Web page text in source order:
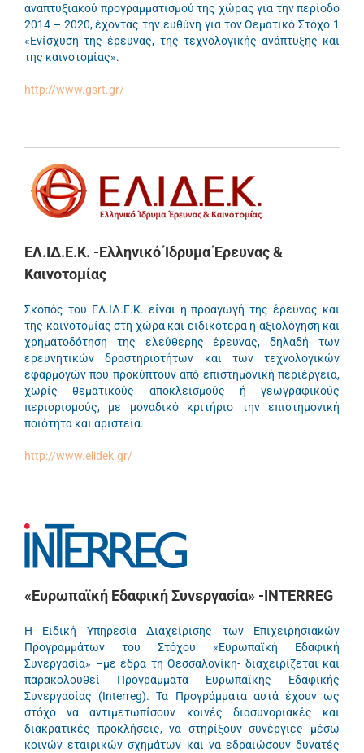
αναπτυξιακού προγραμματισμού της χώρας για την περίοδο
2014 – 2020, έχοντας την ευθύνη για τον Θεματικό Στόχο 1
«Ενίσχυση της έρευνας, της τεχνολογικής ανάπτυξης και
της καινοτομίας».
http://www.gsrt.gr/
ΕΛ.ΙΔ.Ε.Κ. -Ελληνικό Ίδρυμα Έρευνας &
Καινοτομίας
Σκοπός του ΕΛ.ΙΔ.Ε.Κ. είναι η προαγωγή της έρευνας και
της καινοτομίας στη χώρα και ειδικότερα η αξιολόγηση και
χρηματοδότηση της ελεύθερης έρευνας, δηλαδή των
ερευνητικών δραστηριοτήτων και των τεχνολογικών
εφαρμογών που προκύπτουν από επιστημονική περιέργεια,
χωρίς θεματικούς αποκλεισμούς ή γεωγραφικούς
περιορισμούς, με μοναδικό κριτήριο την επιστημονική
ποιότητα και αριστεία.
http://www.elidek.gr/
«Ευρωπαϊκή Εδαφική Συνεργασία» -INTERREG
Η Ειδική Υπηρεσία Διαχείρισης των Επιχειρησιακών
Προγραμμάτων του Στόχου «Ευρωπαϊκή Εδαφική
Συνεργασία» –με έδρα τη Θεσσαλονίκη- διαχειρίζεται και
παρακολουθεί Προγράμματα Ευρωπαϊκής Εδαφικής
Συνεργασίας (Interreg). Τα Προγράμματα αυτά έχουν ως
στόχο να αντιμετωπίσουν κοινές διασυνοριακές και
διακρατικές προκλήσεις, να στηρίξουν συνέργιες μέσω
κοινών εταιρικών σχημάτων και να εδραιώσουν δυνατές